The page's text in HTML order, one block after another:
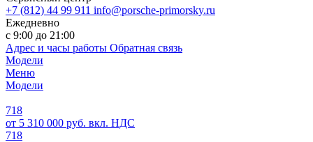
+7 (812) 44 99 911 info@porsche-primorsky.ru
Ежедневно
с 9:00 до 21:00
Адрес и часы работы Обратная связь
Модели
Меню
Модели
718
от 5 310 000 руб. вкл. НДС
718